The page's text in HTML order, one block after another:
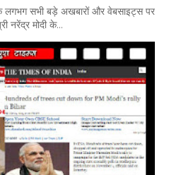
सभी बड़े अखबारों और वेबसाइट्स पर
नरेंद्र मोदी के...